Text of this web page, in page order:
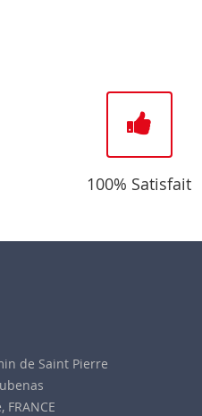
100% Satisfait
de Saint Pierre
FRANCE